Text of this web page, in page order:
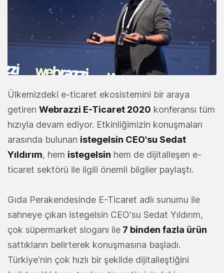
Ülkemizdeki e-ticaret ekosistemini bir araya
getiren Webrazzi E-Ticaret 2020 konferansı tüm
hızıyla devam ediyor. Etkinliğimizin konuşmaları
arasında bulunan istegelsin CEO'su Sedat
Yıldırım, hem istegelsin hem de dijitalleşen e-
ticaret sektörü ile ilgili önemli bilgiler paylaştı.
Gıda Perakendesinde E-Ticaret adlı sunumu ile
sahneye çıkan istegelsin CEO'su Sedat Yıldırım,
çok süpermarket sloganı ile 7 binden fazla ürün
sattıkların belirterek konuşmasına başladı.
Türkiye'nin çok hızlı bir şekilde dijitalleştiğini